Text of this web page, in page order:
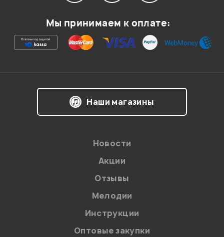
Ваша оценка:
на обработку персональных данных в
Политикой в отношении обработки
персональных данных.
Мы принимаем к оплате:
Наши магазины
Новости
Акции
Отзывы
Мелодии
Инструкции
Оптовые закупки